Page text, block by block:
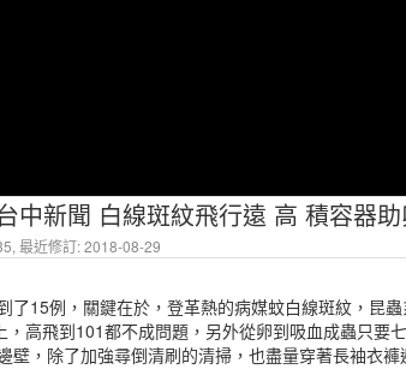
中新聞 白線斑紋飛行遠 高 積容器
最近修訂: 2018-08-29
了15例，關鍵在於，登革熱的病媒蚊白線斑紋，昆
高飛到101都不成問題，另外從卵到吸血成蟲只要
壁，除了加強尋倒清刷的清掃，也盡量穿著長袖衣